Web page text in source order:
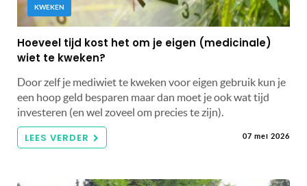
KWEKEN
Hoeveel tijd kost het om je eigen (medicinale)
wiet te kweken?
Door zelf je mediwiet te kweken voor eigen gebruik kun je
een hoop geld besparen maar dan moet je ook wat tijd
investeren (en wel zoveel om precies te zijn).
LEES VERDER 07 mei 2026